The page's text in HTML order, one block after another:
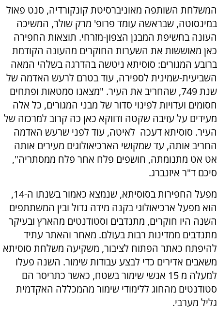
המשלחת השותפה מאוניברסיטת קונקורדיה, סנט פאול
במינסוטה, שבראשה עומד פרופ' מרק שולר, המשיכה
העונה בחשיפת המבנן הצפון-מזרחי. תוצאות החפירה
כאן מאוששות את השערות החוקרים מהעונה הקודמת
ברובע המגורים: סוסיתא ניטשה בהדרגה בשלהי המאה
השביעית-שמינית לספירה, עוד בטרם לרעש האדמה של
שנת 749, שהחריב את העיר. "מצאנו סמטאות ופתחים
חסומים ועדויות לפינוי סדור של מבני המגורים, כל אלה
מעידים על עזיבה שקטה ודווקא כאן כה קרוב למרכזה של
העיר. סוסיתא דעכה לאיטה, עוד לפני שרעש האדמה
החריב אותה, עד שמקושי הארכיאולוגים מעירים אותה
אט אט מתנומתה, חושפים פלח אחר פלח ממסתריה",
סיכם ד"ר איזנברג.
מפעל החפירות בסוסיתא, שנמצא כאמור בשנתו ה-14,
הוא מפעל ארכיאולוגי בקנה מידה גדול ובין המשתתפים
השנה היו חוקרים, מתנדבים וסטודנטים מהארץ ובעיקר
מתנדבים ממדינות רבות בעולם. מאחר והאתר עתיד
להיפתח כאתר הפתוח לציבור, משקיעה משלחת סוסיתא
משאבים אדירים כדי לבצע עבודות שימור. השנה פעלו
למעלה מ 15 אנשי שימור בשטח, כאשר כתריסר הם
סטודנטים מהחוג ללימודי שימור מהמכללה האקדמית
גליל מערבי.